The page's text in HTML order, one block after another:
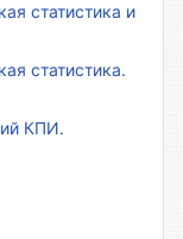
статистика и
статистика.
КПИ.